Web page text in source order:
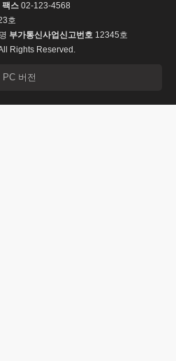
팩스 02-123-4568
호
부가통신사업신고번호 12345호
Rights Reserved.
PC 버전